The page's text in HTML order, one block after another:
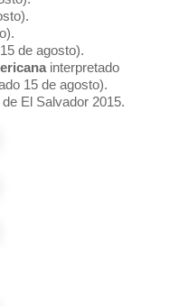
de agosto).
interpretado
15 de agosto).
El Salvador 2015.